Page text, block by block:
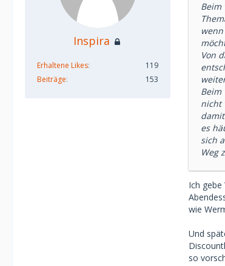
Inspira
Erhaltene Likes
119
Beiträge
153
Beim
Von
Beim
nicht
es
sich
Weg
Ich
wie
Und
so